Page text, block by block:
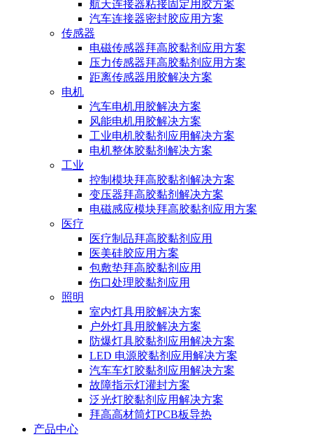
航天连接器粘接固定用胶方案
汽车连接器密封胶应用方案
传感器
电磁传感器拜高胶黏剂应用方案
压力传感器拜高胶黏剂应用方案
距离传感器用胶解决方案
电机
汽车电机用胶解决方案
风能电机用胶解决方案
工业电机胶黏剂应用解决方案
电机整体胶黏剂解决方案
工业
控制模块拜高胶黏剂解决方案
变压器拜高胶黏剂解决方案
电磁感应模块拜高胶黏剂应用方案
医疗
医疗制品拜高胶黏剂应用
医美硅胶应用方案
包敷垫拜高胶黏剂应用
伤口处理胶黏剂应用
照明
室内灯具用胶解决方案
户外灯具用胶解决方案
防爆灯具胶黏剂应用解决方案
LED 电源胶黏剂应用解决方案
汽车车灯胶黏剂应用解决方案
故障指示灯灌封方案
泛光灯胶黏剂应用解决方案
拜高高材筒灯PCB板导热
产品中心